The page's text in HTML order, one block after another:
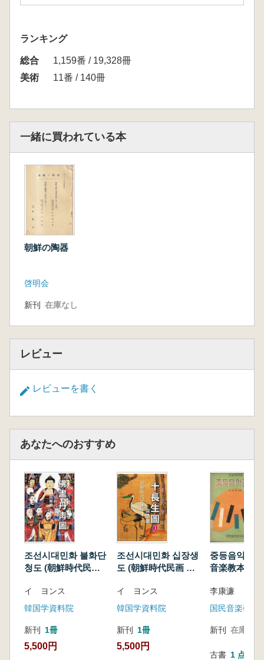
ランキング
総合
1,159番 / 19,328冊
美術
11番 / 140冊
一緒に買われている本
朝鮮の陶器
啓明会
新刊 在庫なし
レビュー
レビューを書く
あなたへのおすすめ
조선시대민화 불화단
청도 (朝鮮時代民画
イ ヨンス
韓国学資料院
新刊 1冊
5,500円
조선시대민화 십장생
도 (朝鮮時代民画 十
イ ヨンス
韓国学資料院
新刊 1冊
5,500円
중등음악교
音楽教本) 1
李康濂
国民音楽研究
新刊 在庫なし
古書 1 点